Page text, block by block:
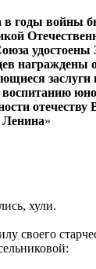
в годы войны
награждены
заслуги
Ленина»
хули.
своего